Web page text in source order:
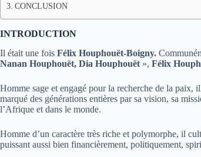
CONCLUSION
INTRODUCTION
Il était une fois Félix Houphouët-Boigny.
Nanan Houphouët, Dia Houphouët », Félix
Homme sage et engagé pour la recherche de la
marqué des générations entières par sa vision, sa
l’Afrique et dans le monde.
Homme d’un caractère très riche et polymorphe, il
puissant aussi bien financièrement, politiquement,